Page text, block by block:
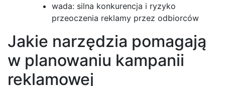
wada: silna konkurencja i ryzyko
przeoczenia reklamy przez odbiorców
Jakie narzędzia pomagają
w planowaniu kampanii
reklamowej